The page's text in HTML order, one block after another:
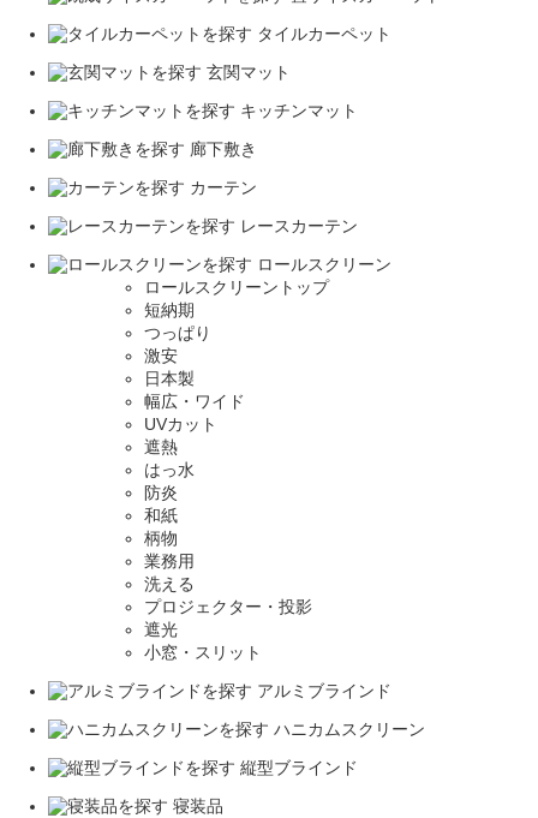
タイルカーペット
玄関マット
キッチンマット
廊下敷き
カーテン
レースカーテン
ロールスクリーン
ロールスクリーントップ
短納期
つっぱり
激安
日本製
幅広・ワイド
UVカット
遮熱
はっ水
防炎
和紙
柄物
業務用
洗える
プロジェクター・投影
遮光
小窓・スリット
アルミブラインド
ハニカムスクリーン
縦型ブラインド
寝装品